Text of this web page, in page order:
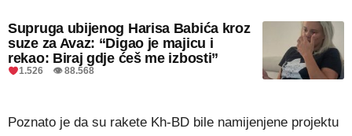
Supruga ubijenog Harisa Babića kroz
suze za Avaz: “Digao je majicu i
rekao: Biraj gdje ćeš me izbosti”
1.526 👁 88.568
Poznato je da su rakete Kh-BD bile namijenjene projektu